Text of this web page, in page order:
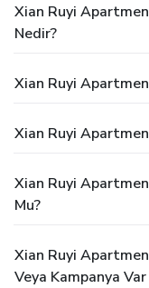
Xian Ruyi
Nedir?
Xian Ruyi
Xian Ruyi
Xian Ruyi
Mu?
Xian Ruyi
Veya Kampanya Var